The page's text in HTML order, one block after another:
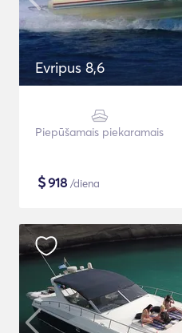
Evripus 8,6
Piepūšamais piekaramais
$918 /diena